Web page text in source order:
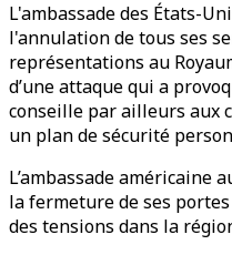
L'ambassade des États-
l'annulation de tous ses
représentations au
d’une attaque qui a
conseille par ailleurs aux
un plan de sécurité
L’ambassade américaine
la fermeture de ses
des tensions dans la